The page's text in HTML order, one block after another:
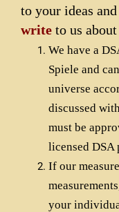
to your ideas
write to us
We have a
Spiele and
universe
discussed
must be
licensed DSA
If our
your